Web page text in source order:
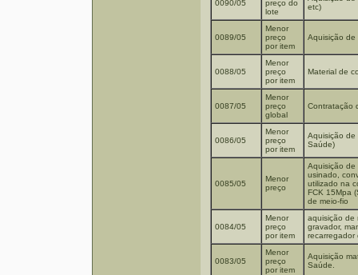
0090/05
preço do
lote
etc)
0089/05
Menor
preço
por item
Aquisição de
0088/05
Menor
preço
por item
Material de
0087/05
Menor
preço
global
Contratação
0086/05
Menor
preço
por item
Aquisição de
Saúde)
0085/05
Menor
preço
Aquisição de
usinado,
utilizado na
FCK 15Mpa
de meio-fio
0084/05
Menor
preço
por item
aquisição de
gravador,
recarregador
0083/05
Menor
preço
por item
Aquisição
Saúde.